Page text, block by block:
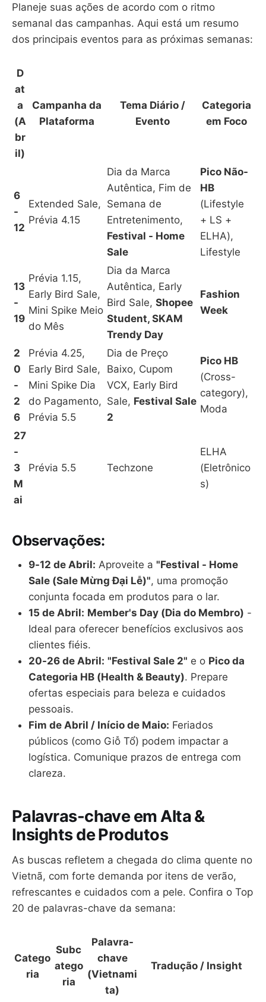
Planeje suas ações de acordo com o ritmo
semanal das campanhas. Aqui está um resumo
dos principais eventos para as próximas semanas:
D
at
a
(A
br
il)
Campanha da
Plataforma
Tema Diário /
Evento
Categoria
em Foco
6
-
12
Extended Sale,
Prévia 4.15
Dia da Marca
Autêntica, Fim de
Semana de
Entretenimento,
Festival - Home
Sale
Pico Não-
HB
(Lifestyle
+ LS +
ELHA),
Lifestyle
13
-
19
Prévia 1.15,
Early Bird Sale,
Mini Spike Meio
do Mês
Dia da Marca
Autêntica, Early
Bird Sale, Shopee
Student, SKAM
Trendy Day
Fashion
Week
2
0
-
2
6
Prévia 4.25,
Early Bird Sale,
Mini Spike Dia
do Pagamento,
Prévia 5.5
Dia de Preço
Baixo, Cupom
VCX, Early Bird
Sale, Festival Sale
2
Pico HB
(Cross-
category),
Moda
27
-
3
M
ai
Prévia 5.5 Techzone
ELHA
(Eletrônico
s)
Observações:
9-12 de Abril: Aproveite a "Festival - Home
Sale (Sale Mừng Đại Lễ)", uma promoção
conjunta focada em produtos para o lar.
15 de Abril: Member's Day (Dia do Membro) -
Ideal para oferecer benefícios exclusivos aos
clientes fiéis.
20-26 de Abril: "Festival Sale 2" e o Pico da
Categoria HB (Health & Beauty). Prepare
ofertas especiais para beleza e cuidados
pessoais.
Fim de Abril / Início de Maio: Feriados
públicos (como Giỗ Tổ) podem impactar a
logística. Comunique prazos de entrega com
clareza.
Palavras-chave em Alta &
Insights de Produtos
As buscas refletem a chegada do clima quente no
Vietnã, com forte demanda por itens de verão,
refrescantes e cuidados com a pele. Confira o Top
20 de palavras-chave da semana:
Catego
ria
Subc
atego
ria
Palavra-
chave
(Vietnami
ta)
Tradução / Insight